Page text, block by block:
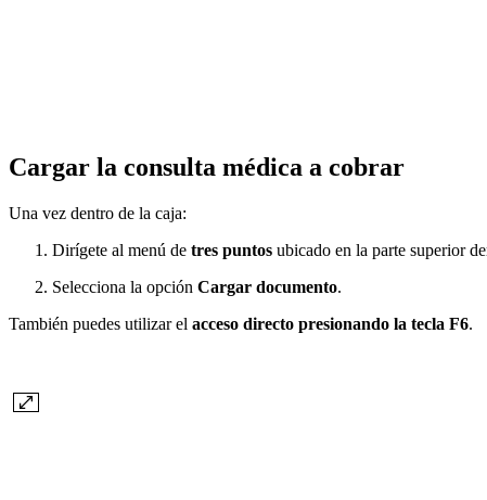
Cargar la consulta médica a cobrar
Una vez dentro de la caja:
Dirígete al menú de tres puntos ubicado en la parte superior
Selecciona la opción Cargar documento.
También puedes utilizar el acceso directo presionando la tecla F6.